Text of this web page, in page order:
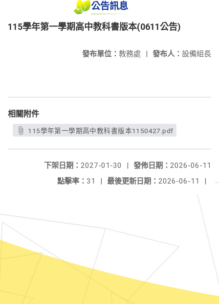
公告訊息
115學年第一學期高中教科書版本(0611公告)
發布人： 設備組長
發布單位： 教務處 |
相關附件
115學年第一學期高中教科書版本1150427.pdf
發佈日期： 2026-06-11
下架日期： 2027-01-30
|
最後更新日期： 2026-06-11 |
點擊率： 31 |